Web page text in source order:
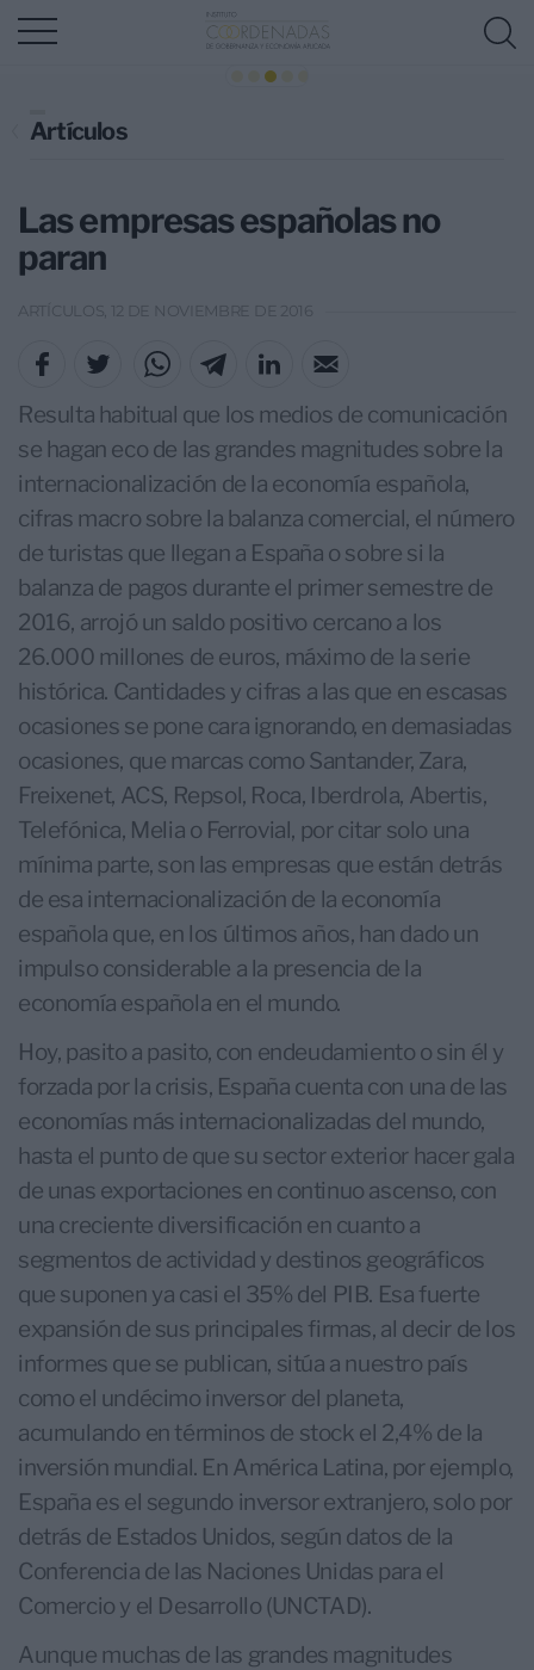
Artículos
Las empresas españolas no
paran
ARTÍCULOS, 12 DE NOVIEMBRE DE 2016
Resulta habitual que los medios de comunicación
se hagan eco de las grandes magnitudes sobre la
internacionalización de la economía española,
cifras macro sobre la balanza comercial, el número
de turistas que llegan a España o sobre si la
balanza de pagos durante el primer semestre de
2016, arrojó un saldo positivo cercano a los
26.000 millones de euros, máximo de la serie
histórica. Cantidades y cifras a las que en escasas
ocasiones se pone cara ignorando, en demasiadas
ocasiones, que marcas como Santander, Zara,
Freixenet, ACS, Repsol, Roca, Iberdrola, Abertis,
Telefónica, Melia o Ferrovial, por citar solo una
mínima parte, son las empresas que están detrás
de esa internacionalización de la economía
española que, en los últimos años, han dado un
impulso considerable a la presencia de la
economía española en el mundo.
Hoy, pasito a pasito, con endeudamiento o sin él y
forzada por la crisis, España cuenta con una de las
economías más internacionalizadas del mundo,
hasta el punto de que su sector exterior hacer gala
de unas exportaciones en continuo ascenso, con
una creciente diversificación en cuanto a
segmentos de actividad y destinos geográficos
que suponen ya casi el 35% del PIB. Esa fuerte
expansión de sus principales firmas, al decir de los
informes que se publican, sitúa a nuestro país
como el undécimo inversor del planeta,
acumulando en términos de stock el 2,4% de la
inversión mundial. En América Latina, por ejemplo,
España es el segundo inversor extranjero, solo por
detrás de Estados Unidos, según datos de la
Conferencia de las Naciones Unidas para el
Comercio y el Desarrollo (UNCTAD).
Aunque muchas de las grandes magnitudes